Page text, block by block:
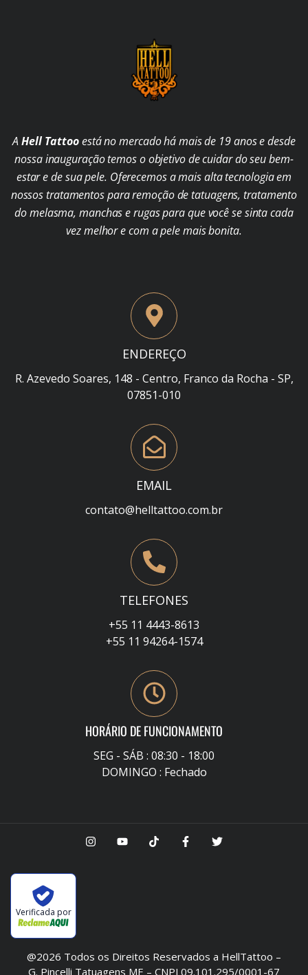
AHell Tattooestá no mercado há mais de 19 anos e desde
nossa inauguração temos o objetivo de cuidar do seu bem-
estar e de sua pele. Oferecemos a mais alta tecnologia em
nossos tratamentos para remoção de tatuagens, tratamento
do melasma, manchas e rugas para que você se sinta cada
vez melhor e com a pele mais bonita.
ENDEREÇO
R. Azevedo Soares, 148 - Centro, Franco da Rocha - SP,
07851-010
EMAIL
contato@helltattoo.com.br
TELEFONES
+55 11 4443-8613
+55 11 94264-1574
HORÁRIO DE FUNCIONAMENTO
SEG - SÁB : 08:30 - 18:00
DOMINGO : Fechado
Verificada por
@2026 Todos os Direitos Reservados a HellTattoo –
G. Pincelli Tatuagens ME – CNPJ 09.101.295/0001-67